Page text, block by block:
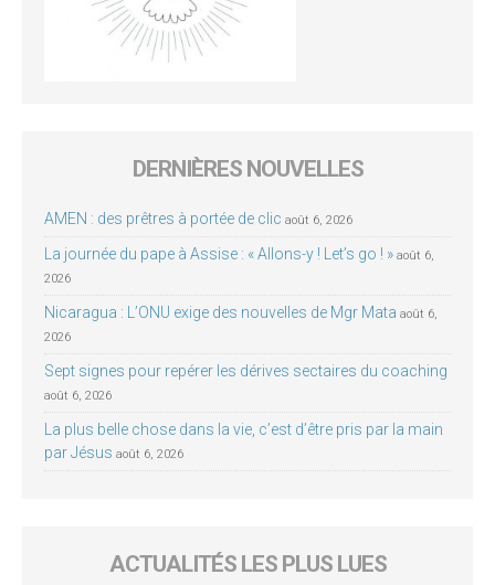
DERNIÈRES NOUVELLES
AMEN : des prêtres à portée de clic août 6, 2026
La journée du pape à Assise : « Allons-y ! Let’s go ! » août 6,
2026
Nicaragua : L’ONU exige des nouvelles de Mgr Mata août 6,
2026
Sept signes pour repérer les dérives sectaires du coaching
août 6, 2026
La plus belle chose dans la vie, c’est d’être pris par la main
par Jésus août 6, 2026
ACTUALITÉS LES PLUS LUES